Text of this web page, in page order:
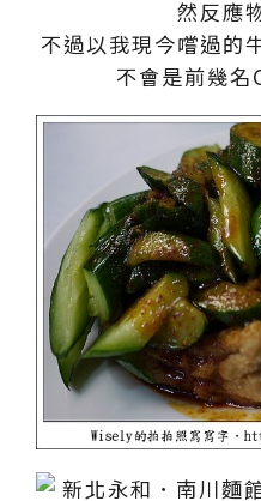
然反應
不過以我現今嚐過的
不會是前幾名